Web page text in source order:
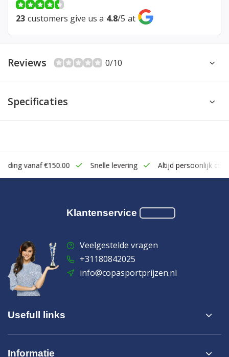
23 customers give us a 4.8/5 at
Reviews 0/10
Specificaties
vanaf €150.00 Snelle levering Altijd persoonlijk
Klantenservice
Veelgestelde vragen
+31180842025
info@copasportprijzen.nl
Usefull links
Informatie